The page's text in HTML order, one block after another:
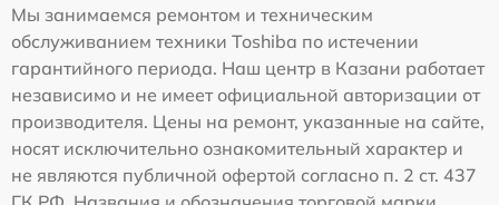
Мы занимаемся ремонтом и техническим
обслуживанием техники Toshiba по истечении
гарантийного периода. Наш центр в Казани работает
независимо и не имеет официальной авторизации от
производителя. Цены на ремонт, указанные на сайте,
носят исключительно ознакомительный характер и
не являются публичной офертой согласно п. 2 ст. 437